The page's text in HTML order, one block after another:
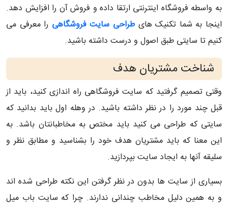
به واسطه فروشگاه اینترنتی ارتقا داده و فروش آن را افزایش دهد.
اینجا به شما تکنیک هایطراحی سایت فروشگاهی را معرفی می
کنیم تا سایتی طبق اصول و درست داشته باشید.
شناخت مشتریان هدف
وقتی تصمیم گرفتید که سایت فروشگاهی راه اندازی کنید، باید از
قبل چند مورد را در نظر داشته باشید. در وهله اول باید بدانید که
سایتی که طراحی می کنید باید مختص به مخاطبانتان باشد. به
این معنا که باید مشتریان هدف خود را بشناسید و مطابق نظر و
سلیقه آنها به ایجاد سایت بپردازید.
بسیاری از سایت ها بدون در نظر گرفتن این نکته طراحی شده اند
و به همین دلیل مخاطب چندانی ندارند. چرا که سایت باب میل